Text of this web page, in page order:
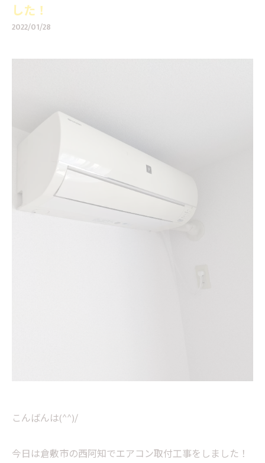
した！
2022/01/28
こんばんは(^^)/
今日は倉敷市の西阿知でエアコン取付工事をしました！